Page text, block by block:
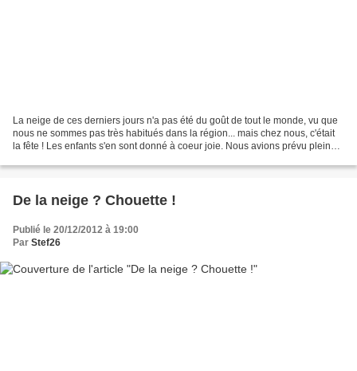
La neige de ces derniers jours n'a pas été du goût de tout le monde, vu que
nous ne sommes pas très habitués dans la région... mais chez nous, c'était
la fête ! Les enfants s'en sont donné à coeur joie. Nous avions prévu plein
De la neige ? Chouette !
Publié le 20/12/2012 à 19:00
Par Stef26